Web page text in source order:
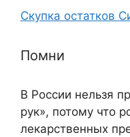
Скупка остатков
Помни
В России нельзя
рук», потому что
лекарственных